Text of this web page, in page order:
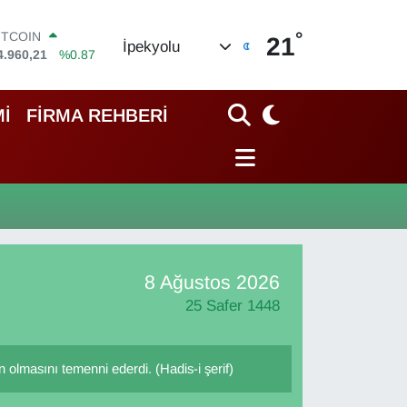
%0.87
%0.18
%0.32
ALTIN
İpekyolu 21°
FİRMA REHBERİ
8 Ağustos 2026
25 Safer 1448
temenni ederdi. (Hadis-i şerif)